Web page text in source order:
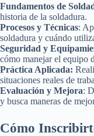
Fundamentos de
historia de la soldadura.
Procesos y Técnicas:
soldadura y cuándo
Seguridad y
cómo manejar el equipo
Práctica Aplicada:
situaciones reales de
Evaluación y Mejora:
y busca maneras de
Cómo